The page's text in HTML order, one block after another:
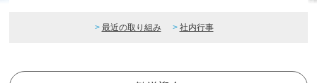
最近の取り組み 社内行事